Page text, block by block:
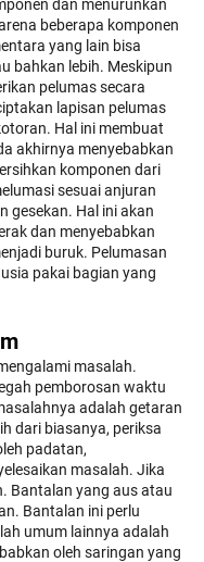
dan menurunkan
beberapa komponen
yang lain bisa
bahkan lebih. Meskipun
pelumas secara
lapisan pelumas
Hal ini membuat
akhirnya menyebabkan
komponen dari
sesuai anjuran
gesekan. Hal ini akan
dan menyebabkan
buruk. Pelumasan
pakai bagian yang
masalah.
pemborosan waktu
adalah getaran
dari biasanya, periksa
padatan,
masalah. Jika
Bantalan yang aus atau
Bantalan ini perlu
umum lainnya adalah
oleh saringan yang